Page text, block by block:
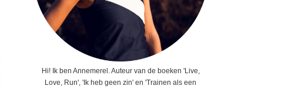
Hi! Ik ben Annemerel. Auteur van de boeken 'Live,
Love, Run', 'Ik heb geen zin' en 'Trainen als een